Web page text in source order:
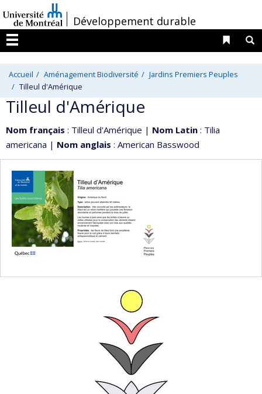
au
contenu
/Développement durable
Menu
Liens
Accueil Aménagement Biodiversité
Jardins Premiers Peuples
Tilleul d'Amérique
Tilleul d'Amérique
Nom français : Tilleul d'Amérique | Nom Latin : Tilia
americana | Nom anglais : American Basswood